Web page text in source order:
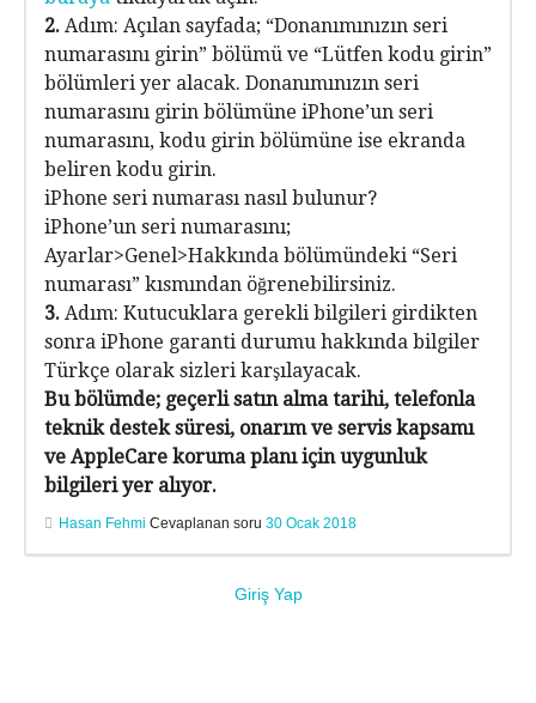
2. Adım: Açılan sayfada; “Donanımınızın seri
numarasını girin” bölümü ve “Lütfen kodu girin”
bölümleri yer alacak. Donanımınızın seri
numarasını girin bölümüne iPhone’un seri
numarasını, kodu girin bölümüne ise ekranda
beliren kodu girin.
iPhone seri numarası nasıl bulunur?
iPhone’un seri numarasını;
Ayarlar>Genel>Hakkında bölümündeki “Seri
numarası” kısmından öğrenebilirsiniz.
3. Adım: Kutucuklara gerekli bilgileri girdikten
sonra iPhone garanti durumu hakkında bilgiler
Türkçe olarak sizleri karşılayacak.
Bu bölümde; geçerli satın alma tarihi, telefonla
teknik destek süresi, onarım ve servis kapsamı
ve AppleCare koruma planı için uygunluk
bilgileri yer alıyor.
Hasan Fehmi Cevaplanan soru 30 Ocak 2018
Giriş Yap